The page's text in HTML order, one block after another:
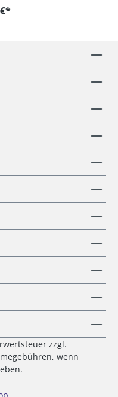
zzgl.
wenn